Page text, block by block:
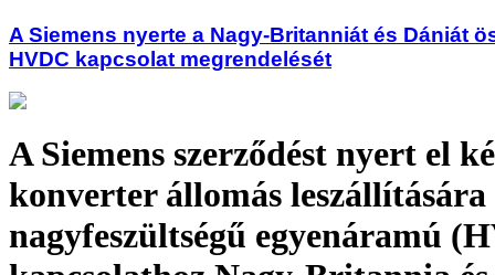
A Siemens nyerte a Nagy-Britanniát és Dániát
HVDC kapcsolat megrendelését
A Siemens szerződést nyert el
konverter állomás leszállítására
nagyfeszültségű egyenáramú